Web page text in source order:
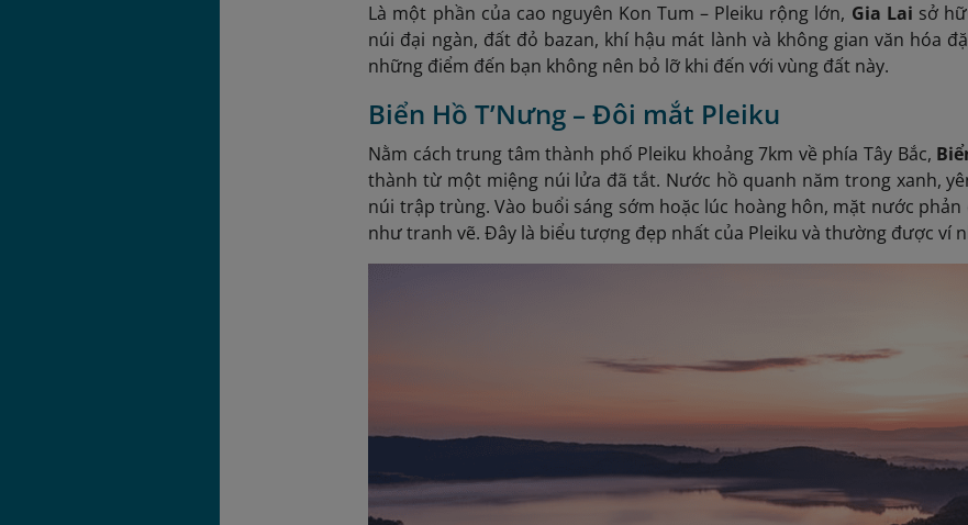
Là một phần của cao nguyên Kon Tum – Pleiku rộng lớn, Gia Lai sở
núi đại ngàn, đất đỏ bazan, khí hậu mát lành và không gian văn hóa
những điểm đến bạn không nên bỏ lỡ khi đến với vùng đất này.
Biển Hồ T’Nưng – Đôi mắt Pleiku
Nằm cách trung tâm thành phố Pleiku khoảng 7km về phía Tây Bắc,
thành từ một miệng núi lửa đã tắt. Nước hồ quanh năm trong xanh,
núi trập trùng. Vào buổi sáng sớm hoặc lúc hoàng hôn, mặt nước
như tranh vẽ. Đây là biểu tượng đẹp nhất của Pleiku và thường được ví